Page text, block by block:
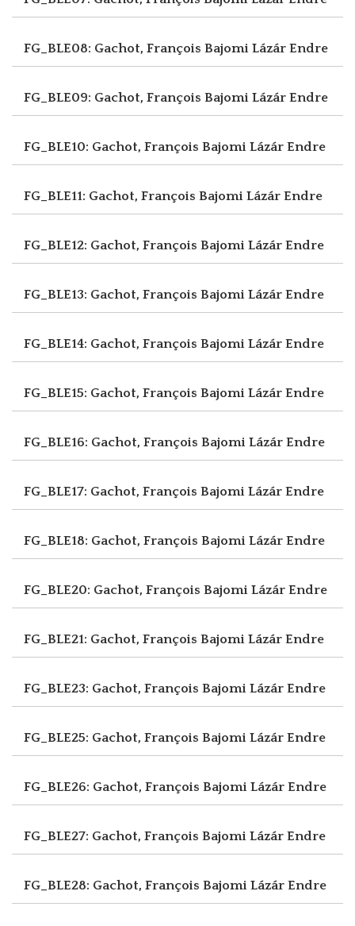
FG_BLE08: Gachot, François Bajomi Lázár Endre
FG_BLE09: Gachot, François Bajomi Lázár Endre
FG_BLE10: Gachot, François Bajomi Lázár Endre
FG_BLE11: Gachot, François Bajomi Lázár Endre
FG_BLE12: Gachot, François Bajomi Lázár Endre
FG_BLE13: Gachot, François Bajomi Lázár Endre
FG_BLE14: Gachot, François Bajomi Lázár Endre
FG_BLE15: Gachot, François Bajomi Lázár Endre
FG_BLE16: Gachot, François Bajomi Lázár Endre
FG_BLE17: Gachot, François Bajomi Lázár Endre
FG_BLE18: Gachot, François Bajomi Lázár Endre
FG_BLE20: Gachot, François Bajomi Lázár Endre
FG_BLE21: Gachot, François Bajomi Lázár Endre
FG_BLE23: Gachot, François Bajomi Lázár Endre
FG_BLE25: Gachot, François Bajomi Lázár Endre
FG_BLE26: Gachot, François Bajomi Lázár Endre
FG_BLE27: Gachot, François Bajomi Lázár Endre
FG_BLE28: Gachot, François Bajomi Lázár Endre